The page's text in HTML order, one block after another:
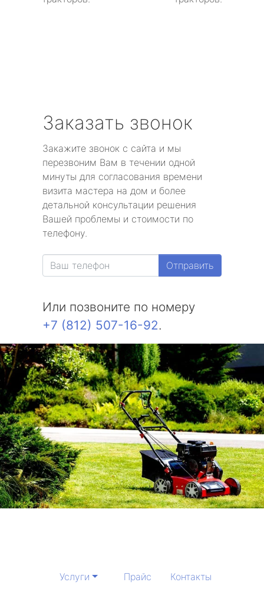
Заказать звонок
Закажите звонок с сайта и мы
перезвоним Вам в течении одной
минуты для согласования времени
визита мастера на дом и более
детальной консультации решения
Вашей проблемы и стоимости по
телефону.
Отправить
Или позвоните по номеру
+7 (812) 507-16-92.
Услуги Прайс Контакты